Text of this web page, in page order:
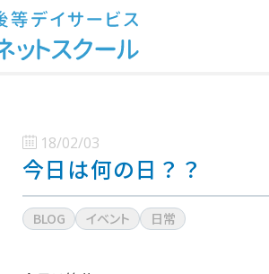
18/02/03
今日は何の日？？
BLOG イベント 日常